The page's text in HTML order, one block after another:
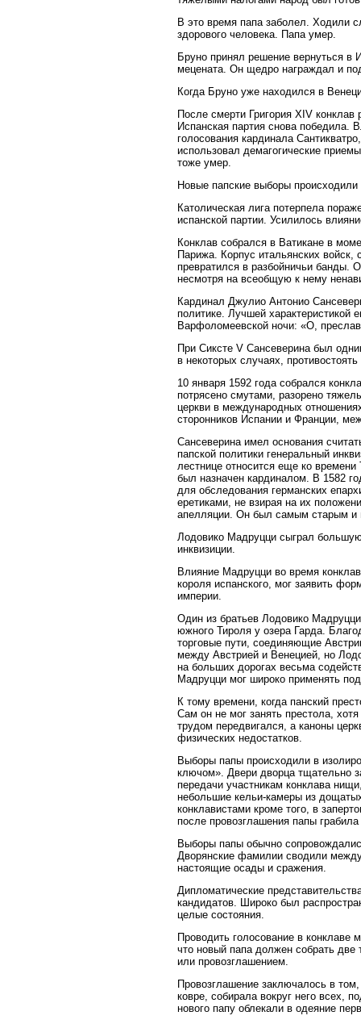
В это время папа заболел. Ходили
здорового человека. Папа умер.
Бруно принял решение вернуться в
мецената. Он щедро награждал и
Когда Бруно уже находился в
После смерти Григория XIV конклав
Испанская партия снова победила.
голосования кардинала
использовал демагогические
тоже умер.
Новые папские выборы
Католическая лига потерпела
испанской партии. Усилилось
Конклав собрался в Ватикане в
Парижа. Корпус итальянских войск,
превратился в разбойничьи банды.
несмотря на всеобщую к нему
Кардинал Джулио Антонио
политике. Лучшей характеристикой
Варфоломеевской ночи: «О,
При Сиксте V Сансеверина был
в некоторых случаях,
10 января 1592 года собрался
потрясено смутами, разорено
церкви в международных
сторонников Испании и Франции,
Сансеверина имел основания
папской политики генеральный
лестнице относится еще ко времени
был назначен кардиналом. В 1582
для обследования германских
еретиками, не взирая на их
апелляции. Он был самым старым и
Лодовико Мадруцци сыграл
инквизиции.
Влияние Мадруцци во время
короля испанского, мог заявить
империи.
Один из братьев Лодовико
южного Тироля у озера Гарда.
торговые пути, соединяющие
между Австрией и Венецией, но
на больших дорогах весьма
Мадруцци мог широко применять
К тому времени, когда панский
Сам он не мог занять престола,
трудом передвигался, а каноны
физических недостатков.
Выборы папы происходили в
ключом». Двери дворца тщательно
передачи участникам конклава
небольшие кельи-камеры из
конклавистами кроме того, в
после провозглашения папы
Выборы папы обычно
Дворянские фамилии сводили
настоящие осады и сражения.
Дипломатические
кандидатов. Широко был
целые состояния.
Проводить голосование в
что новый папа должен собрать две
или провозглашением.
Провозглашение заключалось в
ковре, собирала вокруг него всех,
нового папу облекали в одеяние